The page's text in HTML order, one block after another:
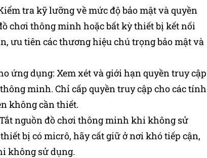
tra kỹ lưỡng về mức độ bảo mật và quyền
chơi thông minh hoặc bất kỳ thiết bị kết nối
ưu tiên các thương hiệu chú trọng bảo mật và
ứng dụng: Xem xét và giới hạn quyền truy cập
minh. Chỉ cấp quyền truy cập cho các tính
không cần thiết.
nguồn đồ chơi thông minh khi không sử
bị có micrô, hãy cất giữ ở nơi khó tiếp cận,
không sử dụng.